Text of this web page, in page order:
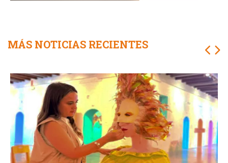
MÁS NOTICIAS RECIENTES